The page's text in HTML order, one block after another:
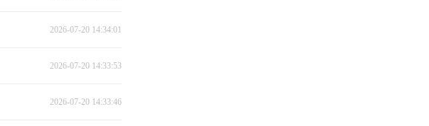
2026-07-20 14:34:01
2026-07-20 14:33:53
2026-07-20 14:33:46